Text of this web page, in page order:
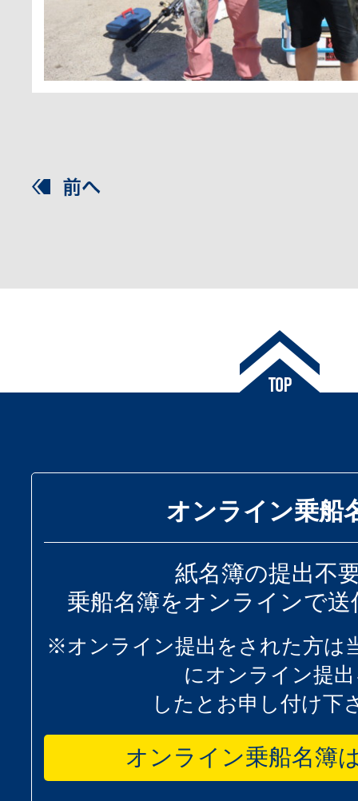
オンライン乗船
紙名簿の提出不
乗船名簿をオンラインで
※オンライン提出をされた方は
にオンライン提
したとお申し付け下
オンライン乗船名簿